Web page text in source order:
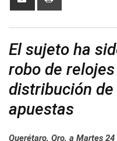
El sujeto ha
robo de
distribución
apuestas
Querétaro, Qro, a Martes